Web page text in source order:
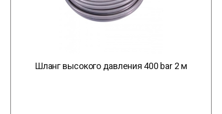
Шланг высокого давления 400 bar 2 м